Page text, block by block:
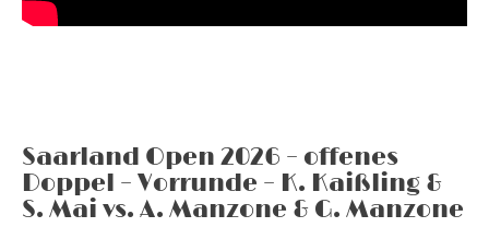
Saarland Open 2026 – offenes
Doppel – Vorrunde – K. Kaißling &
S. Mai vs. A. Manzone & G. Manzone